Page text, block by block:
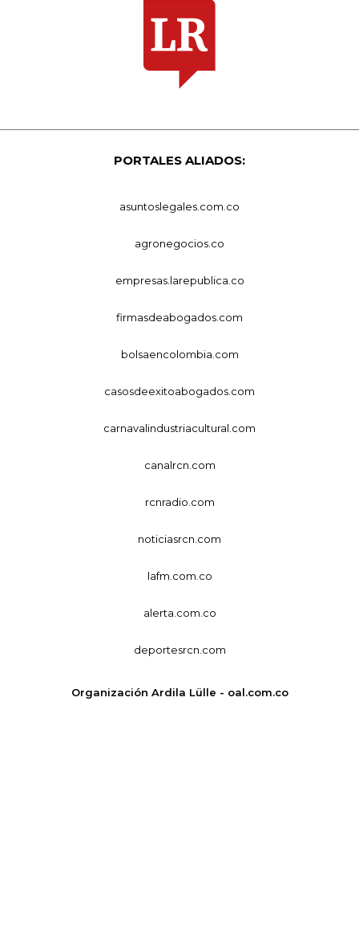
PORTALES ALIADOS:
asuntoslegales.com.co
agronegocios.co
empresas.larepublica.co
firmasdeabogados.com
bolsaencolombia.com
casosdeexitoabogados.com
carnavalindustriacultural.com
canalrcn.com
rcnradio.com
noticiasrcn.com
lafm.com.co
alerta.com.co
deportesrcn.com
Organización Ardila Lülle - oal.com.co